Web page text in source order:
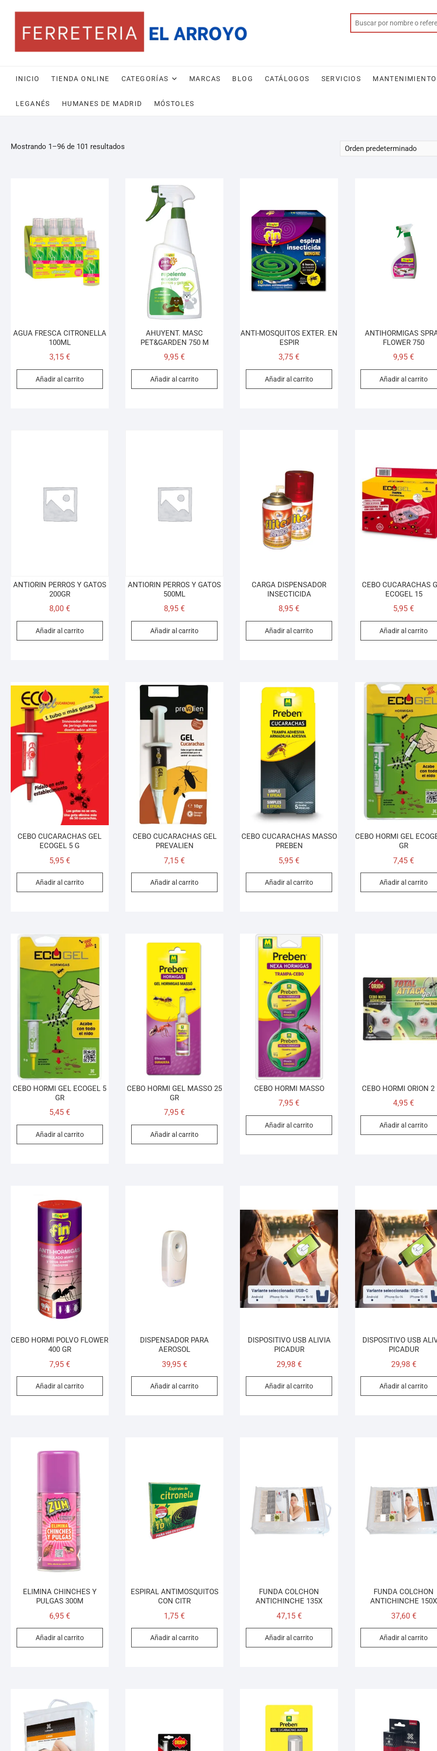
INICIO TIENDA ONLINE CATEGORÍAS MARCAS BLOG CATÁLOGOS SERVICIOS
LEGANÉS HUMANES DE MADRID MÓSTOLES
Mostrando 1–96 de 101 resultados
AGUA FRESCA CITRONELLA
100ML
3,15 €
Añadir al carrito
AHUYENT. MASC
PET&GARDEN 750 M
9,95€
Añadir al carrito
ANTI-MOSQUITOS EXTER. EN
ESPIR
3,75€
Añadir al carrito
ANTIHORMIGAS
FLOWER 750
9,95€
Añadir al carrito
ANTIORIN PERROS Y GATOS
200GR
8,00 €
Añadir al carrito
ANTIORIN PERROS Y GATOS
500ML
8,95€
Añadir al carrito
CARGA DISPENSADOR
INSECTICIDA
8,95€
Añadir al carrito
CEBO CUCARACHAS
ECOGEL 15
5,95€
Añadir al carrito
CEBO CUCARACHAS GEL
ECOGEL 5 G
5,95 €
Añadir al carrito
CEBO CUCARACHAS GEL
PREVALIEN
7,15€
Añadir al carrito
CEBO CUCARACHAS MASSO
PREBEN
5,95€
Añadir al carrito
CEBO HORMI GEL
GR
7,45€
Añadir al carrito
CEBO HORMI GEL ECOGEL 5
GR
5,45 €
Añadir al carrito
CEBO HORMI GEL MASSO 25
GR
7,95€
Añadir al carrito
CEBO HORMI MASSO
7,95€
Añadir al carrito
CEBO HORMI ORION 2
4,95€
Añadir al carrito
CEBO HORMI POLVO FLOWER
400 GR
7,95 €
Añadir al carrito
DISPENSADOR PARA
AEROSOL
39,95 €
Añadir al carrito
DISPOSITIVO USB ALIVIA
PICADUR
29,98 €
Añadir al carrito
DISPOSITIVO USB
PICADUR
29,98 €
Añadir al carrito
ELIMINA CHINCHES Y
PULGAS 300M
6,95 €
Añadir al carrito
ESPIRAL ANTIMOSQUITOS
CON CITR
1,75€
Añadir al carrito
FUNDA COLCHON
ANTICHINCHE 135X
47,15 €
Añadir al carrito
FUNDA COLCHON
ANTICHINCHE 150X
37,60 €
Añadir al carrito